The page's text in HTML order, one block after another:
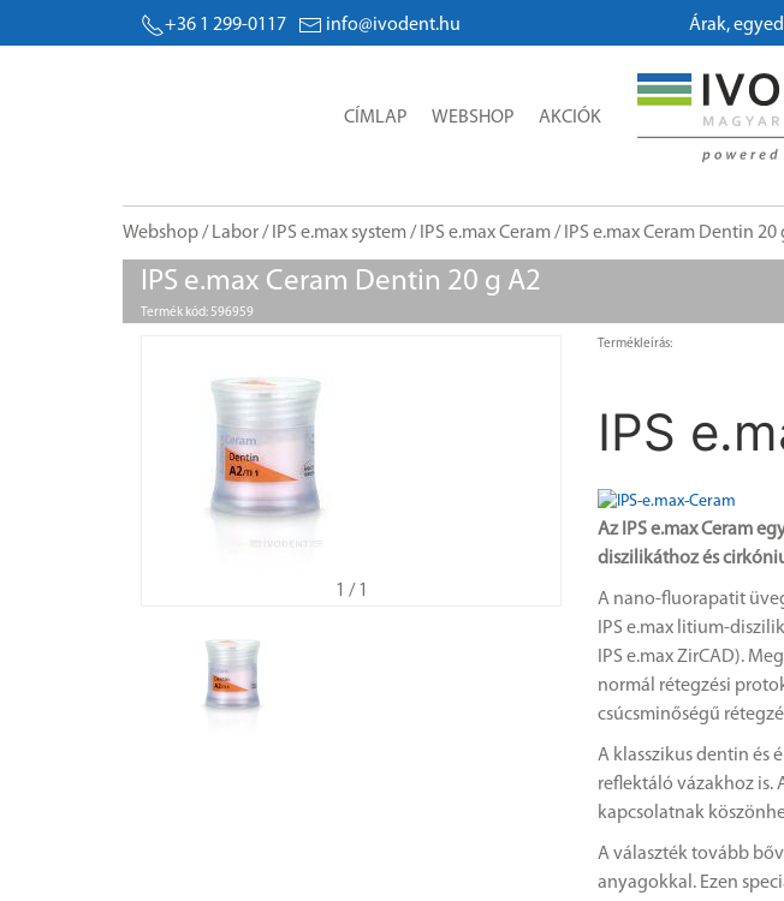
+36 1 299-0117 info@ivodent.hu Árak, egyedi
CÍMLAP WEBSHOP AKCIÓK
Webshop/ Labor/ IPS e.max system/ IPS e.max Ceram/ IPS e.max Ceram Dentin 20
IPS e.max Ceram Dentin 20 g A2
Termék kód: 596959
1 / 1
Termékleírás:
IPS
Az IPS e.max Ceram
diszilikáthoz és
A nano-fluorapatit
IPS e.max litium-
IPS e.max ZirCAD).
normál rétegzési
csúcsminőségű
A klasszikus dentin és
reflektáló vázakhoz is.
kapcsolatnak
A választék tovább
anyagokkal. Ezen